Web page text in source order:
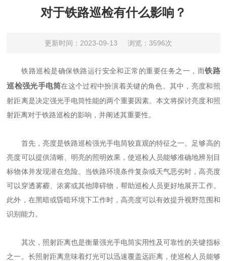
对于铁路巡检有什么影响？
更新时间：2023-09-13 浏览：3596次
铁路巡检是确保铁路运行安全和正常的重要任务之一，而铁路
巡检强光手电筒在这个过程中扮演着关键的角色。其中，亮度和照
射距离是决定强光手电筒性能的两个重要因素。本文将探讨亮度和照
射距离对于铁路巡检的影响，并阐述其重要性。
首先，亮度是铁路巡检强光手电筒较直观的特征之一。足够高的
亮度可以提供清晰、明亮的照明效果，使巡检人员能够准确地辨别目
标物体并发现潜在危险。当铁路环境条件复杂或天气恶劣时，高亮度
可以穿透雾霾、浓雾或其他障碍物，帮助巡检人员更好地展开工作。
此外，在黑暗或昏暗环境下工作时，高亮度可以有效提升视野范围和
识别能力。
其次，照射距离也是衡量强光手电筒实用性及可靠性的关键指标
之一。长照射距离意味着灯光可以迅速覆盖远距离，使巡检人员能够